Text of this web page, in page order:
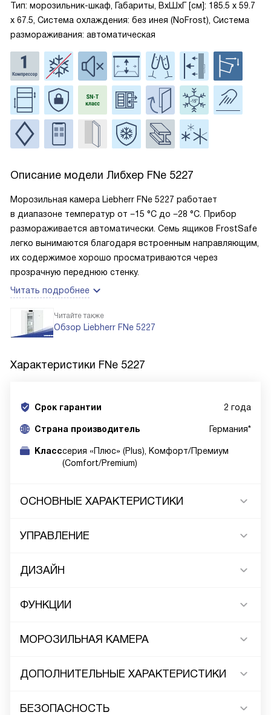
Тип: морозильник-шкаф, Габариты, ВxШxГ [см]: 185.5 х 59.7
х 67.5, Система охлаждения: без инея (NoFrost), Система
размораживания: автоматическая
Описание модели Либхер FNe 5227
Морозильная камера Liebherr FNe 5227 работает
в диапазоне температур от −15 °C до −28 °C. Прибор
размораживается автоматически. Семь ящиков FrostSafe
легко вынимаются благодаря встроенным направляющим,
их содержимое хорошо просматриваются через
прозрачную переднюю стенку.
Читать подробнее
Читайте также
Обзор Liebherr FNe 5227
Характеристики FNe 5227
Срок гарантии 2 года
Cтрана производитель Германия*
Класссерия «Плюс» (Plus), Комфорт/Премиум
(Comfort/Premium)
ОСНОВНЫЕ ХАРАКТЕРИСТИКИ
УПРАВЛЕНИЕ
ДИЗАЙН
ФУНКЦИИ
МОРОЗИЛЬНАЯ КАМЕРА
ДОПОЛНИТЕЛЬНЫЕ ХАРАКТЕРИСТИКИ
БЕЗОПАСНОСТЬ